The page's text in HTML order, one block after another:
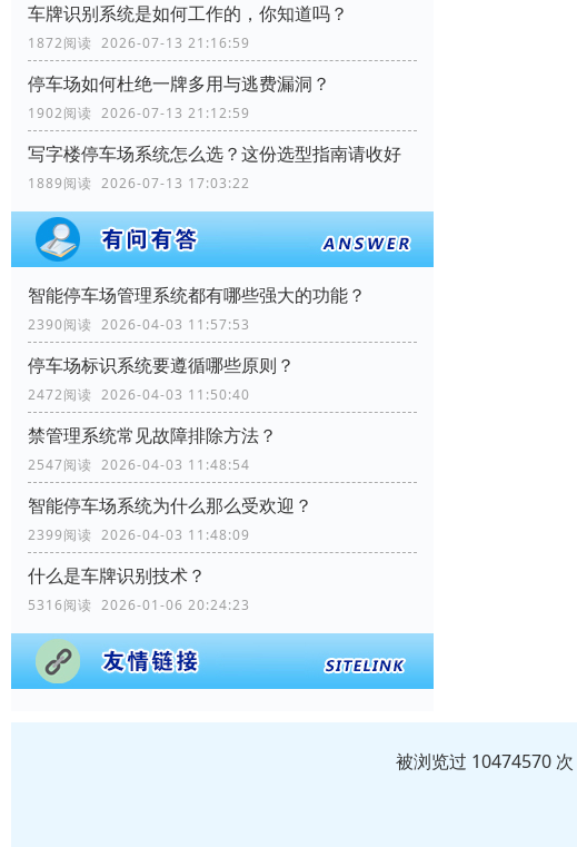
车牌识别系统是如何工作的，你知道吗？
1872阅读 2026-07-13 21:16:59
停车场如何杜绝一牌多用与逃费漏洞？
1902阅读 2026-07-13 21:12:59
写字楼停车场系统怎么选？这份选型指南请收好
1889阅读 2026-07-13 17:03:22
智能停车场管理系统都有哪些强大的功能？
2390阅读 2026-04-03 11:57:53
停车场标识系统要遵循哪些原则？
2472阅读 2026-04-03 11:50:40
禁管理系统常见故障排除方法？
2547阅读 2026-04-03 11:48:54
智能停车场系统为什么那么受欢迎？
2399阅读 2026-04-03 11:48:09
什么是车牌识别技术？
5316阅读 2026-01-06 20:24:23
被浏览过 10474570